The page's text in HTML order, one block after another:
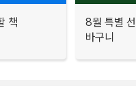
책
8월 특별
바구니